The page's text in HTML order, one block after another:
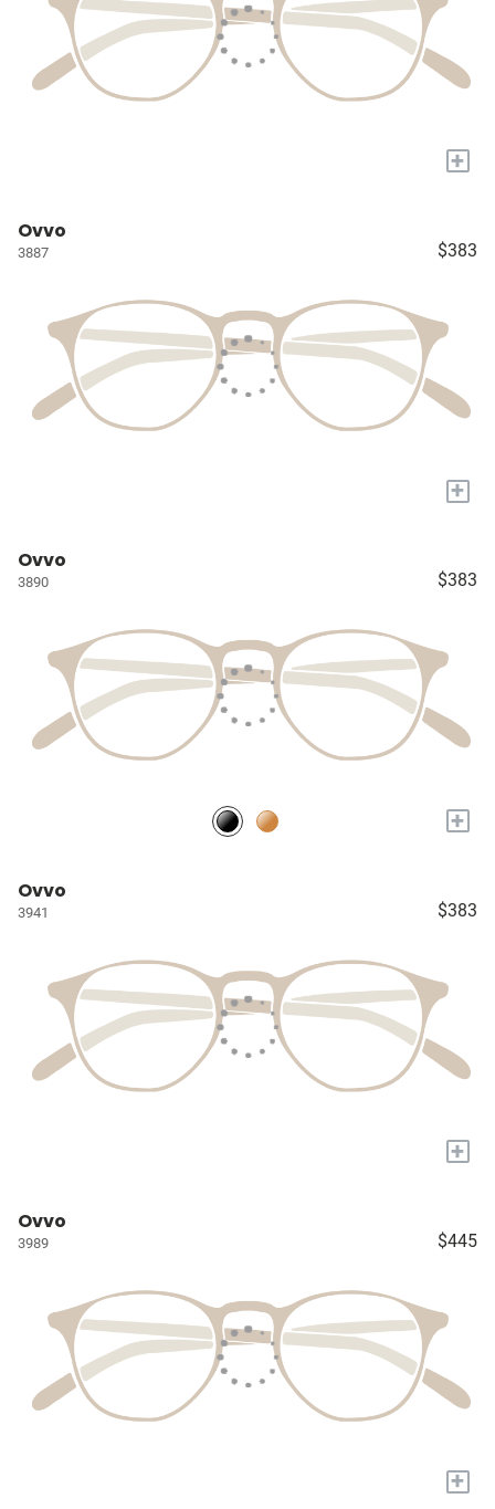
+
Ovvo
3887 $383
+
Ovvo
3890 $383
+
Ovvo
3941 $383
+
Ovvo
3989 $445
+